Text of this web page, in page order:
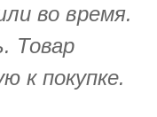
во время.
Товар
к покупке.